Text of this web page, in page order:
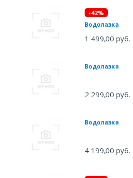
-42%
Водолазка
1 499,00 руб.
Водолазка
2 299,00 руб.
Водолазка
4 199,00 руб.